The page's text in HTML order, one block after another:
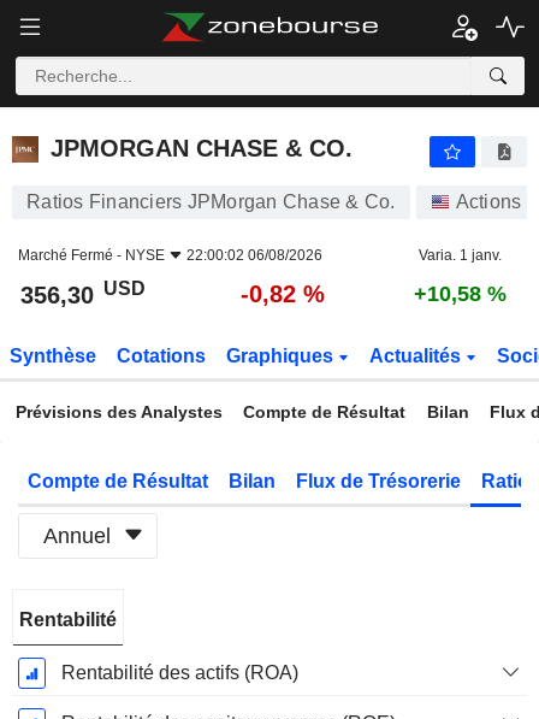
JPMORGAN CHASE & CO.
JPMORGAN CHASE & CO.
Ratios Financiers JPMorgan Chase & Co. Actions
Marché Fermé - NYSE 22:00:02 06/08/2026 Varia. 1 janv.
356,30 USD -0,82 % +10,58 %
Synthèse Cotations Graphiques Actualités
Prévisions des Analystes Compte de Résultat Bilan Flux
Compte de Résultat Bilan Flux de Trésorerie
Annuel
Fiscale:
Décembre
Rentabilité
Rentabilité des actifs (ROA)